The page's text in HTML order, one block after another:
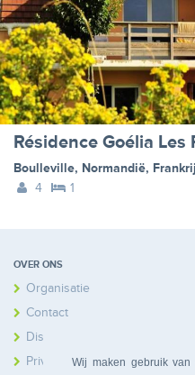
Wij maken gebruik
Résidence Goélia
Boulleville, Normandië,
4
1
OVER ONS
Organisatie
Contact
Disclaimer
Privacy